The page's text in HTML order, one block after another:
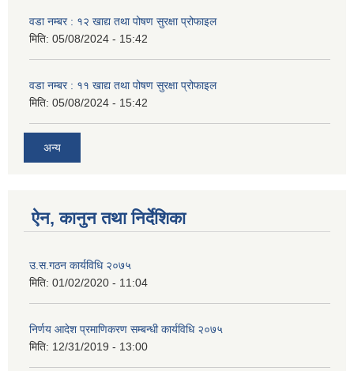
वडा नम्बर : १२ खाद्य तथा पोषण सुरक्षा प्रोफाइल
मिति: 05/08/2024 - 15:42
वडा नम्बर : ११ खाद्य तथा पोषण सुरक्षा प्रोफाइल
मिति: 05/08/2024 - 15:42
अन्य
ऐन, कानुन तथा निर्देशिका
उ.स.गठन कार्यविधि २०७५
मिति: 01/02/2020 - 11:04
निर्णय आदेश प्रमाणिकरण सम्बन्धी कार्यविधि २०७५
मिति: 12/31/2019 - 13:00